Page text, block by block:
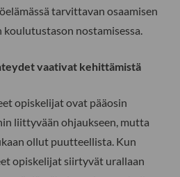
tarvittavan osaamisen
nostamisessa.
vaativat kehittämistä
opiskelijat ovat pääosin
liittyvään ohjaukseen, mutta
ollut puutteellista. Kun
opiskelijat siirtyvät urallaan